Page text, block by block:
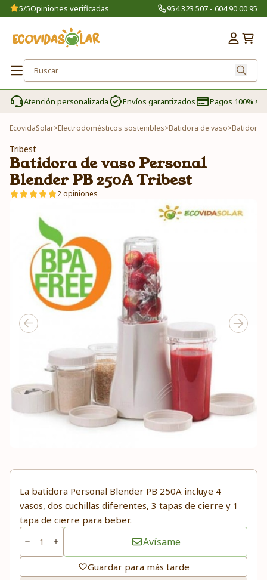
5/5Opiniones verificadas 954 323 507 - 604 90 00 95
Atención personalizada Envíos garantizados Pagos 100%
EcovidaSolar>Electrodomésticos sostenibles>Batidora de vaso>Batidora
Tribest
Batidora de vaso Personal
Blender PB 250A Tribest
2 opiniones
La batidora Personal Blender PB 250A incluye 4
vasos, dos cuchillas diferentes, 3 tapas de cierre y 1
tapa de cierre para beber.
Avísame
Guardar para más tarde